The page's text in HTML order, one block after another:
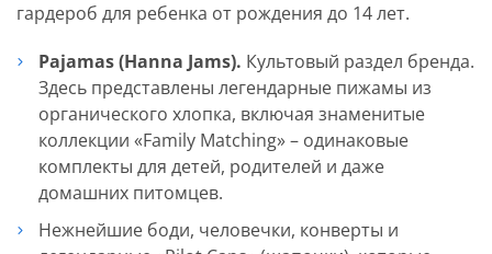
гардероб для ребенка от рождения до 14 лет.
Pajamas (Hanna Jams). Культовый раздел бренда.
Здесь представлены легендарные пижамы из
органического хлопка, включая знаменитые
коллекции «Family Matching» – одинаковые
комплекты для детей, родителей и даже
домашних питомцев.
Нежнейшие боди, человечки, конверты и